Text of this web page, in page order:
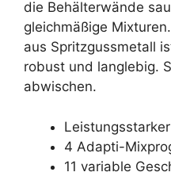
die Behälterwände
gleichmäßige
aus Spritzgussmetall
robust und langlebig.
abwischen.
4 Adapti-
11 variable